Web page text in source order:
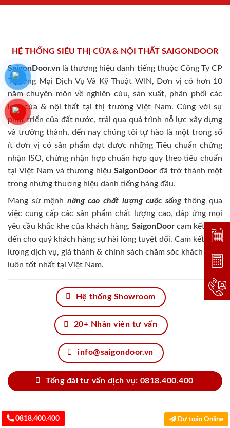
HỆ THỐNG SIÊU THỊ CỬA & NỘI THẤT SAIGONDOOR
SaigonDoor.vn là thương hiệu danh tiếng thuộc Công Ty CP
Thương Mại Dịch Vụ Và Kỹ Thuật WIN, Đơn vị có hơn 10
năm chuyên môn về nghiên cứu, sản xuất, phân phối các
loại cửa & nội thất tại thị trường Việt Nam. Cùng với sự
phát triển của đất nước, trải qua quá trình nỗ lực xây dựng
và trưởng thành, đến nay chúng tôi tự hào là một trong số
ít đơn vị có sản phẩm đạt được những Tiêu chuẩn chứng
nhận ISO, chứng nhận hợp chuẩn hợp quy theo tiêu chuẩn
tại Việt Nam và thương hiệu SaigonDoor đã trở thành một
trong những thương hiệu danh tiếng hàng đầu.
Mang sứ mệnh nâng cao chất lượng cuộc sốngthông qua
việc cung cấp các sản phẩm chất lượng cao, đáp ứng mọi
yêu cầu khắc khe của khách hàng. SaigonDoorcam kết đem
đến cho quý khách hàng sự hài lòng tuyệt đối. Cam kết chất
lượng dịch vụ, giá thành & chính sách chăm sóc khách hàng
luôn tốt nhất tại Việt Nam.
Hệ thống Showroom
20+ Nhân viên tư vấn
info@saigondoor.vn
Tổng đài tư vấn dịch vụ: 0818.400.400
0818.400.400 Dự toán Online
Đặt
Dự